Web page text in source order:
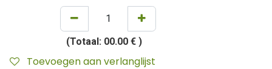
(Totaal: 00.00 € )
Toevoegen aan verlanglijst